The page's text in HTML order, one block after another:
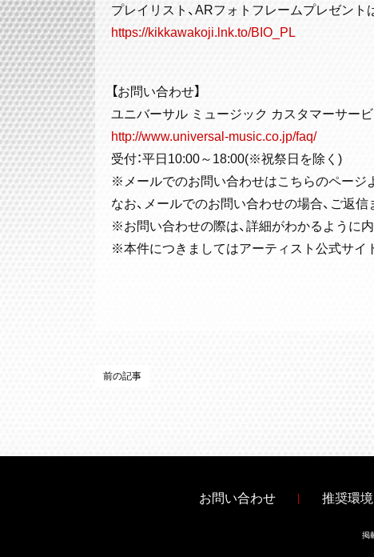
プレイリスト、ARフォトフレームプレゼント
https://kikkawakoji.lnk.to/BIO_PL
【お問い合わせ】
ユニバーサル ミュージック カスタマーサービ
http://www.universal-music.co.jp/faq/
受付：平日10:00～18:00(※祝祭日を除く)
※メールでのお問い合わせはこちらのページ
なお、メールでのお問い合わせの場合、ご返
※お問い合わせの際は、詳細がわかるように
※本件につきましてはアーティスト公式サイ
前の記事
お問い合わせ 推奨環
掲